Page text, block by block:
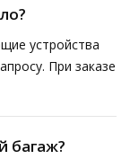
устройства
При заказе
багаж?